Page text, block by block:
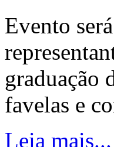
Evento
graduação
favelas e
Leia mais...